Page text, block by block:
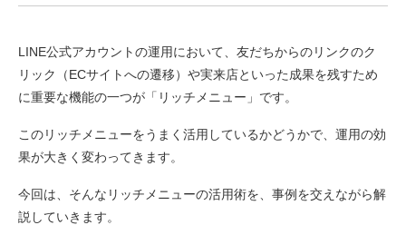
LINE公式アカウントの運用において、友だちからのリンクのク
リック（ECサイトへの遷移）や実来店といった成果を残すため
に重要な機能の一つが「リッチメニュー」です。
このリッチメニューをうまく活用しているかどうかで、運用の効
果が大きく変わってきます。
今回は、そんなリッチメニューの活用術を、事例を交えながら解
説していきます。